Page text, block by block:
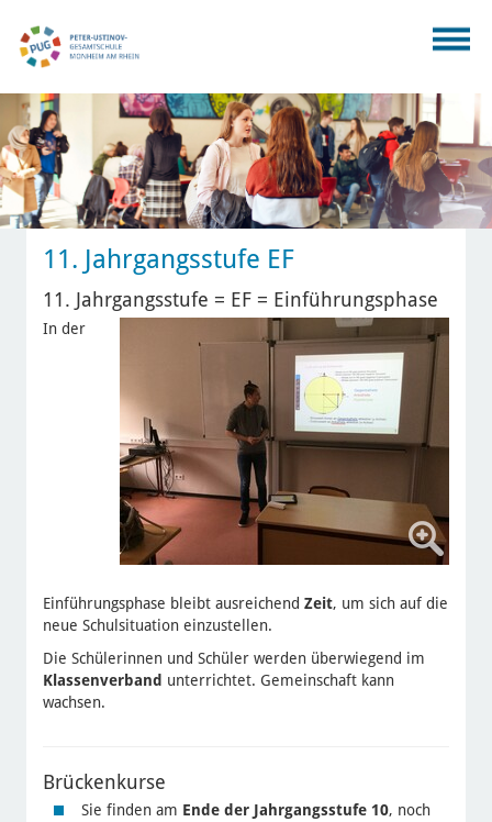
11. Jahrgangsstufe EF
11. Jahrgangsstufe = EF = Einführungsphase
In der
Einführungsphase bleibt ausreichend Zeit, um sich auf die
neue Schulsituation einzustellen.
Die Schülerinnen und Schüler werden überwiegend im
Klassenverband unterrichtet. Gemeinschaft kann
wachsen.
Brückenkurse
Sie finden am Ende der Jahrgangsstufe 10, noch